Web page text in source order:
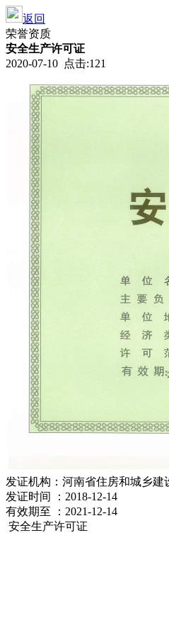
返回
荣誉资质
安全生产许可证
2020-07-10 点击:121
发证机构：河南省住房和城乡建
发证时间 ：2018-12-14
有效期至 ：2021-12-14
安全生产许可证